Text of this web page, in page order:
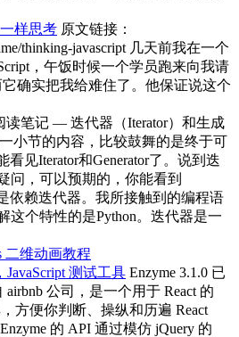
样思考 原文链接：
thinking-javascript 几天前我在一个
，午饭时候一个学员跑来向我请
确实把我给难住了。他保证说这个
读笔记 — 迭代器（Iterator）和生成
小节的内容，比较鼓舞的是终于可
看见Iterator和Generator了。说到迭
问，可以预期的，你能看到
依赖迭代器。我所接触到的编程语
这个特性的是Python。迭代器是一
二维动画教程
JavaScript 测试工具 Enzyme 3.1.0 已
airbnb 公司，是一个用于 React 的
方便你判断、操纵和历遍 React
的 API 通过模仿 jQuery 的